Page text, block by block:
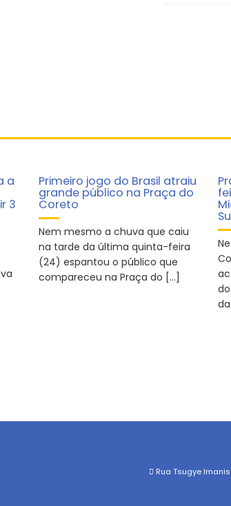
a
3
Primeiro jogo do Brasil atraiu
grande público na Praça do
Coreto
Nem mesmo a chuva que caiu
na tarde da última quinta-feira
(24) espantou o público que
compareceu na Praça do […]
Rua Tsugye